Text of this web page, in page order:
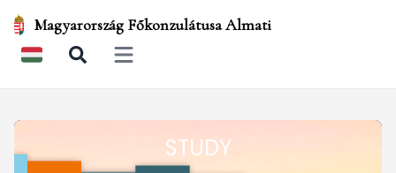
Magyarország Főkonzulátusa Almati
Open main menu
STUDY